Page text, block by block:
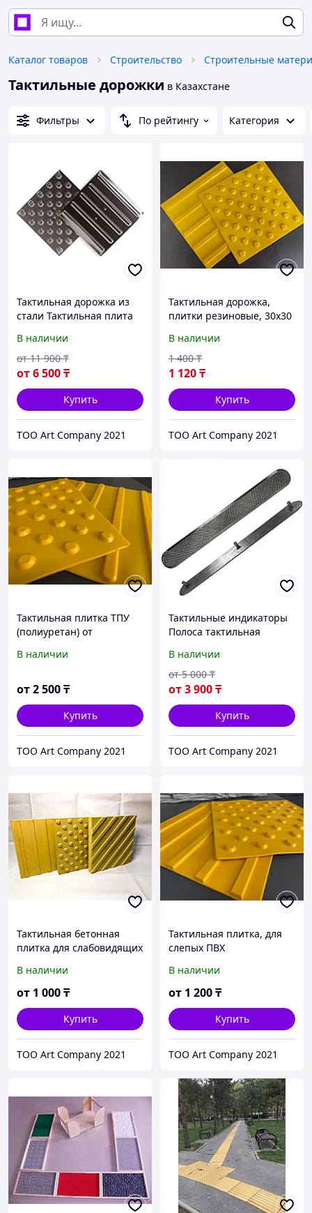
Каталог товаров Строительство Строительные
Тактильные дорожки в Казахстане
Фильтры По рейтингу Категория
Тактильная дорожка из
стали Тактильная плита
В наличии
от6 500₸
от 11 900 ₸
Купить
ТОО Art Company 2021
Тактильная дорожка,
плитки резиновые, 30х30
В наличии
1 120₸
1 400 ₸
Купить
ТОО Art Company 2021
Тактильная плитка ТПУ
(полиуретан) от
В наличии
от2 500₸
Купить
ТОО Art Company 2021
Тактильные индикаторы
Полоса тактильная
Зона получения услуг
В наличии
от3 900₸
от 5 000 ₸
Купить
ТОО Art Company 2021
Тактильная бетонная
плитка для слабовидящих
В наличии
от 1 000₸
Купить
ТОО Art Company 2021
Тактильная плитка, для
слепых ПВХ
В наличии
от 1 200₸
Купить
ТОО Art Company 2021